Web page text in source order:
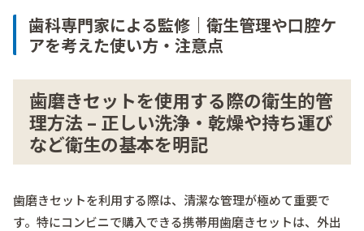
歯科専門家による監修｜衛生管理や口腔ケ
アを考えた使い方・注意点
歯磨きセットを使用する際の衛生的管
理方法 – 正しい洗浄・乾燥や持ち運び
など衛生の基本を明記
歯磨きセットを利用する際は、清潔な管理が極めて重要で
す。特にコンビニで購入できる携帯用歯磨きセットは、外出